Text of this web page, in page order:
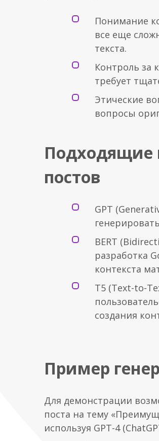
Понимание
все еще
текста.
Контроль за
требует
Этические
вопросы
Подходящие
постов
GPT
BERT
разработка
контекста
T5 (Text-to-
создания
Пример
Для демонстрации
поста на тему
используя GPT-4